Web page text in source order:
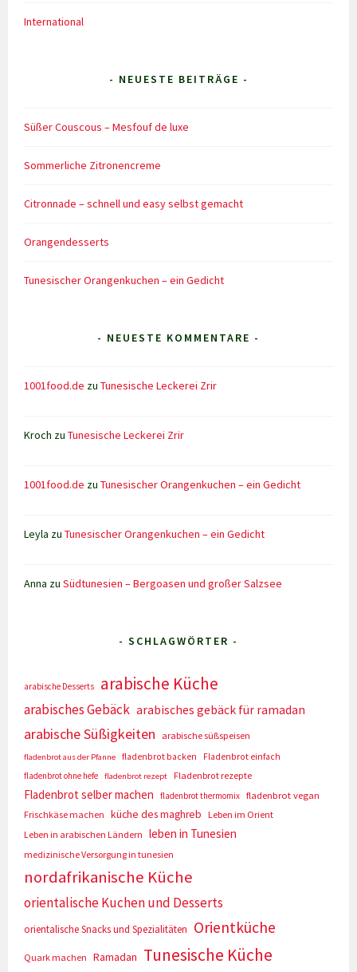
International
- NEUESTE BEITRÄGE -
Süßer Couscous – Mesfouf de luxe
Sommerliche Zitronencreme
Citronnade – schnell und easy selbst gemacht
Orangendesserts
Tunesischer Orangenkuchen – ein Gedicht
- NEUESTE KOMMENTARE -
1001food.de zuTunesische Leckerei Zrir
Kroch zuTunesische Leckerei Zrir
1001food.de zuTunesischer Orangenkuchen – ein Gedicht
Leyla zuTunesischer Orangenkuchen – ein Gedicht
Anna zuSüdtunesien – Bergoasen und großer Salzsee
- SCHLAGWÖRTER -
arabische Desserts arabische Küche
arabisches Gebäck arabisches gebäck für ramadan
arabische Süßigkeiten arabische süßspeisen
fladenbrot aus der Pfanne fladenbrot backen
Fladenbrot einfach
fladenbrot ohne hefe
fladenbrot rezept Fladenbrot rezepte
Fladenbrot selber machen fladenbrot thermomix fladenbrot vegan
Frischkäse machen
küche des maghreb
Leben im Orient
Leben in arabischen Ländern
leben in Tunesien
medizinische Versorgung in tunesien
nordafrikanische Küche
orientalische Kuchen und Desserts
orientalische Snacks und Spezialitäten Orientküche
Quark machen Ramadan Tunesische Küche